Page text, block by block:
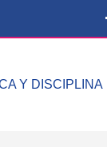
Y DISCIPLINA